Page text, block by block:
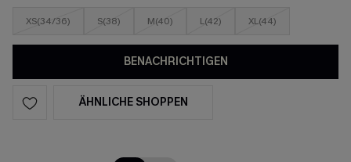
XS(34/36) S(38) M(40) L(42) XL(44)
BENACHRICHTIGEN
ÄHNLICHE SHOPPEN